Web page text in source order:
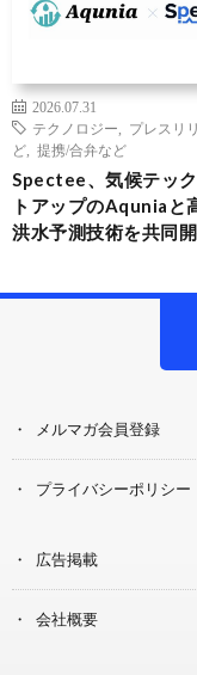
2026.07.31
テクノロジー
プレスリ
ど
提携/合弁など
Spectee、気候テッ
トアップのAquniaと
洪水予測技術を共同
メルマガ会員登録
プライバシーポリシー
広告掲載
会社概要